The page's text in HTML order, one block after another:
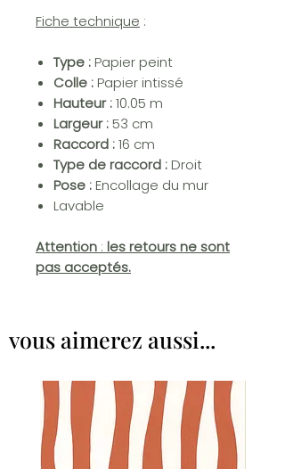
Fiche technique :
Type : Papier peint
Colle : Papier intissé
Hauteur :10.05 m
Largeur :53 cm
Raccord :16 cm
Type de raccord : Droit
Pose : Encollage du mur
Lavable
Attention : les retours ne sont
pas acceptés.
vous aimerez aussi...